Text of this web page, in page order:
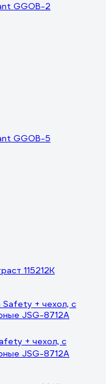
GGOB-2
GGOB-5
115212К
+ чехол, с
JSG-8712A